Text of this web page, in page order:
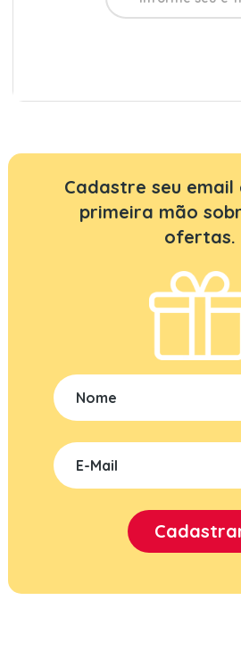
Cadastre seu email
primeira mão
ofertas.